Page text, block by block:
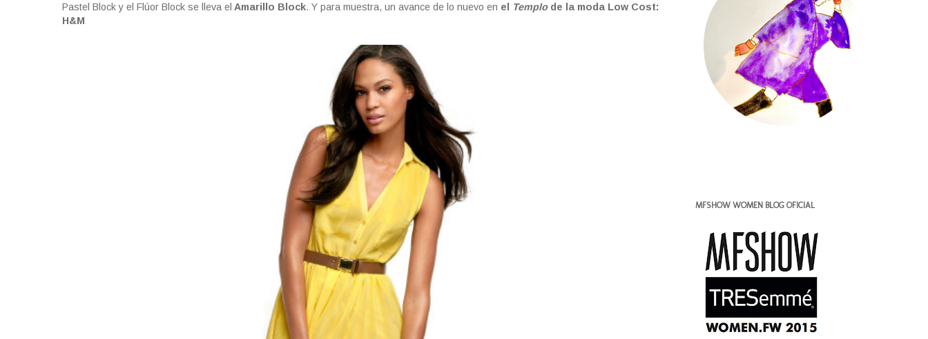
Pastel Block y el Flúor Block se lleva el Amarillo Block. Y para muestra, un avance de lo nuevo en el Templode la moda Low Cost:
H&M
MFSHOW WOMEN BLOG OFICIAL